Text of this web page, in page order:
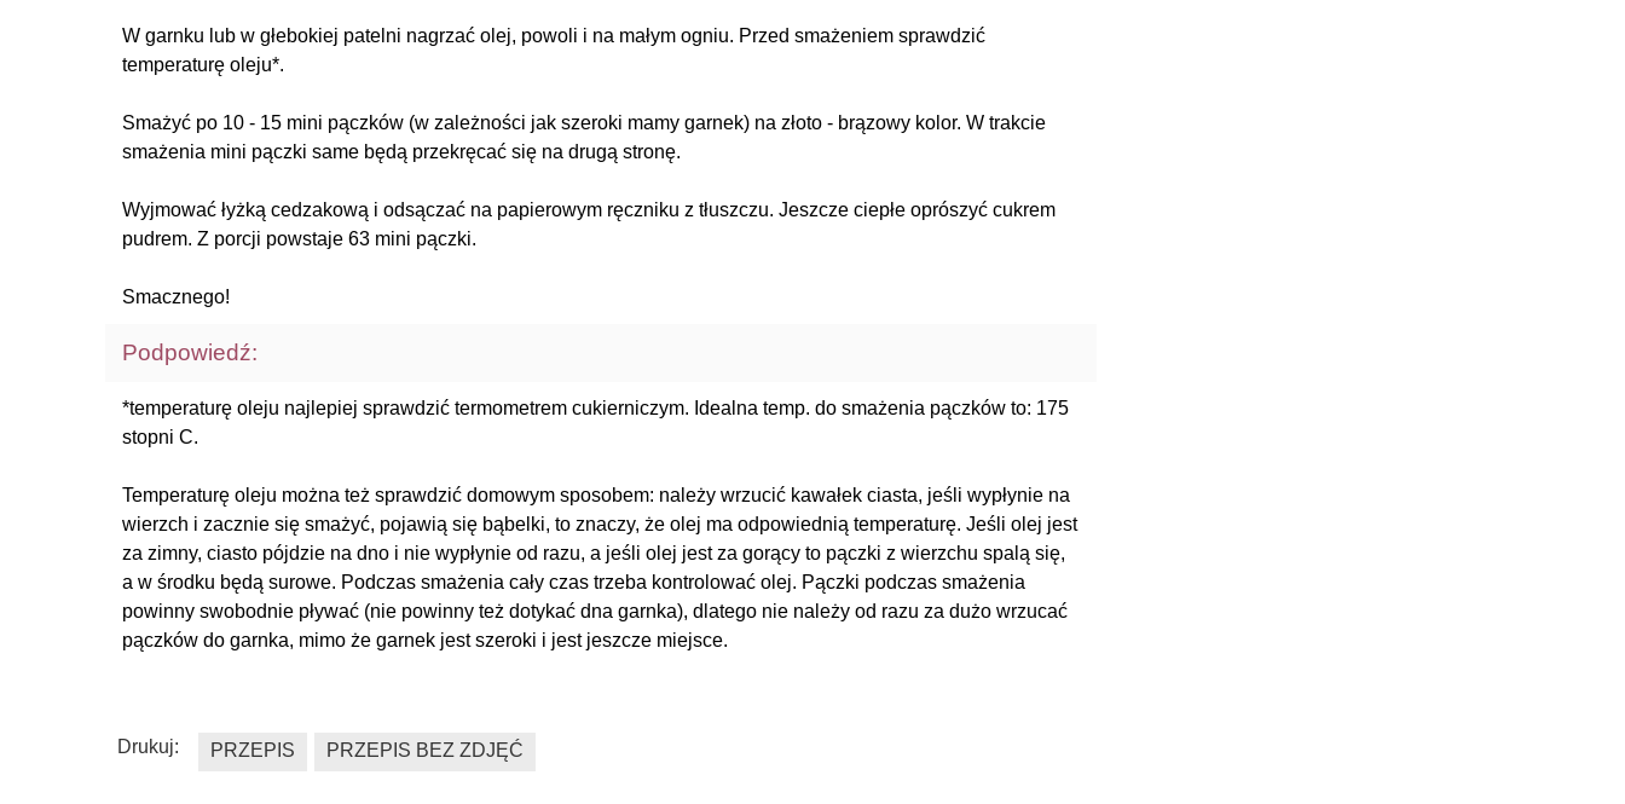
W garnku lub w głebokiej patelni nagrzać olej, powoli i na małym ogniu. Przed smażeniem sprawdzić
temperaturę oleju*.
Smażyć po 10 - 15 mini pączków (w zależności jak szeroki mamy garnek) na złoto - brązowy kolor. W trakcie
smażenia mini pączki same będą przekręcać się na drugą stronę.
Wyjmować łyżką cedzakową i odsączać na papierowym ręczniku z tłuszczu. Jeszcze ciepłe oprószyć cukrem
pudrem. Z porcji powstaje 63 mini pączki.
Smacznego!
Podpowiedź:
*temperaturę oleju najlepiej sprawdzić termometrem cukierniczym. Idealna temp. do smażenia pączków to: 175
stopni C.
Temperaturę oleju można też sprawdzić domowym sposobem: należy wrzucić kawałek ciasta, jeśli wypłynie na
wierzch i zacznie się smażyć, pojawią się bąbelki, to znaczy, że olej ma odpowiednią temperaturę. Jeśli olej jest
za zimny, ciasto pójdzie na dno i nie wypłynie od razu, a jeśli olej jest za gorący to pączki z wierzchu spalą się,
a w środku będą surowe. Podczas smażenia cały czas trzeba kontrolować olej. Pączki podczas smażenia
powinny swobodnie pływać (nie powinny też dotykać dna garnka), dlatego nie należy od razu za dużo wrzucać
pączków do garnka, mimo że garnek jest szeroki i jest jeszcze miejsce.
Drukuj: PRZEPIS PRZEPIS BEZ ZDJĘĆ